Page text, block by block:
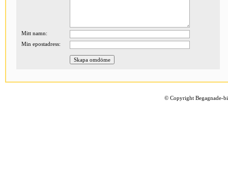
Mitt namn:
Min epostadress:
©Copyright Begagnade-